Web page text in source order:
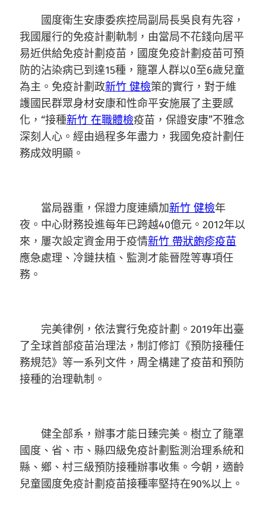
國度衛生安康委疾控局副局長吳良有先容，
我國履行的免疫計劃軌制，由當局不花錢向居平
易近供給免疫計劃疫苗，國度免疫計劃疫苗可預
防的沾染病已到達15種，籠罩人群以0至6歲兒童
為主。免疫計劃政新竹 健檢策的實行，對于維
護國民群眾身材安康和性命平安施展了主要感
化，“接種新竹 在職體檢疫苗，保證安康”不雅念
深刻人心。經由過程多年盡力，我國免疫計劃任
務成效明顯。
當局器重，保證力度連續加新竹 健檢年
夜。中心財務投進每年已跨越40億元。2012年以
來，屢次設定資金用于疫情新竹 帶狀皰疹疫苗
應急處理、冷鏈扶植、監測才能晉陞等專項任
務。
完美律例，依法實行免疫計劃。2019年出臺
了全球首部疫苗治理法，制訂修訂《預防接種任
務規范》等一系列文件，周全構建了疫苗和預防
接種的治理軌制。
健全部系，辦事才能日臻完美。樹立了籠罩
國度、省、市、縣四級免疫計劃監測治理系統和
縣、鄉、村三級預防接種辦事收集。今朝，適齡
兒童國度免疫計劃疫苗接種率堅持在90%以上。